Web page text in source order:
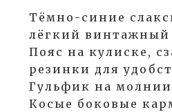
Тёмно-синие
лёгкий
Пояс на кулиске,
резинки для
Гульфик на
Косые боковые